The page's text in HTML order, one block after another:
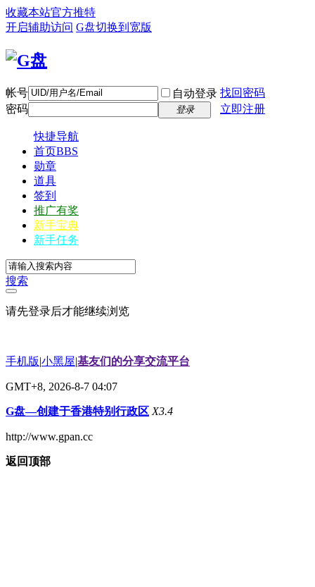
收藏本站官方推特
开启辅助访问 G盘切换到宽版
帐号 自动登录 找回密码
密码
登录 立即注册
快捷导航
首页BBS
勋章
道具
签到
推广有奖
新手宝典
新手任务
搜索
请先登录后才能继续浏览
手机版|小黑屋|基友们的分享交流平台
GMT+8, 2026-8-7 04:07
G盘—创建于香港特别行政区 X3.4
http://www.gpan.cc
返回顶部